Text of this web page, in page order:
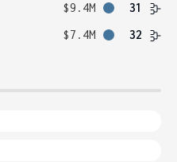
$9.4M
31
$7.4M 32